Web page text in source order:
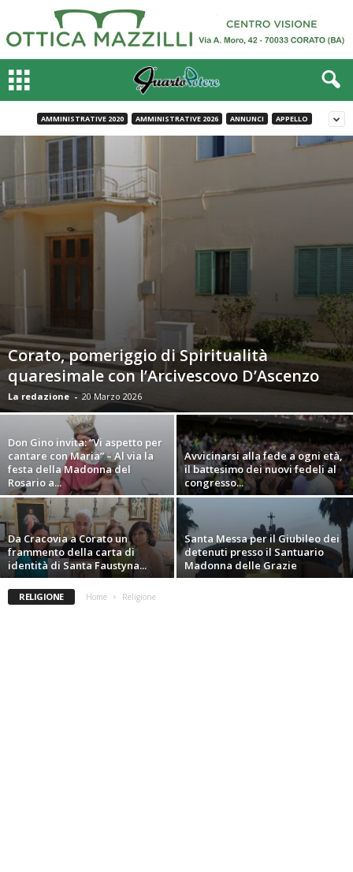
AMMINISTRATIVE 2020 AMMINISTRATIVE 2026 ANNUNCI APPELLO
Corato, pomeriggio di Spiritualità
quaresimale con l’Arcivescovo D’Ascenzo
La redazione - 20 Marzo 2026
Don Gino invita: “Vi aspetto per
cantare con Maria” – Al via la
festa della Madonna del
Rosario a...
Avvicinarsi alla fede a ogni età,
il battesimo dei nuovi fedeli al
congresso...
Da Cracovia a Corato un
frammento della carta di
identità di Santa Faustyna...
Santa Messa per il Giubileo dei
detenuti presso il Santuario
Madonna delle Grazie
RELIGIONE Home Religione